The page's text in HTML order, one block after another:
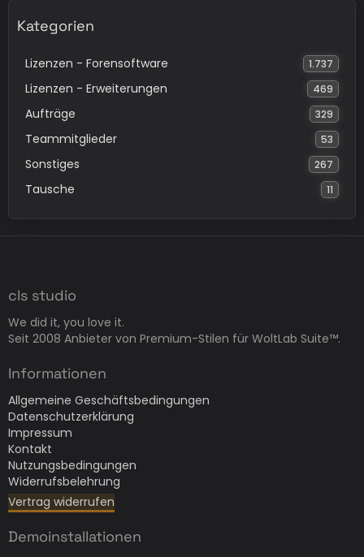
Kategorien
Lizenzen - Forensoftware 1.737
Lizenzen - Erweiterungen 469
Aufträge 329
Teammitglieder 53
Sonstiges 267
Tausche 11
cls studio
We did it, you love it.
Seit 2008 Anbieter von Premium-Stilen für WoltLab Suite™.
Informationen
Allgemeine Geschäftsbedingungen
Datenschutzerklärung
Impressum
Kontakt
Nutzungsbedingungen
Widerrufsbelehrung
Vertrag widerrufen
Demoinstallationen